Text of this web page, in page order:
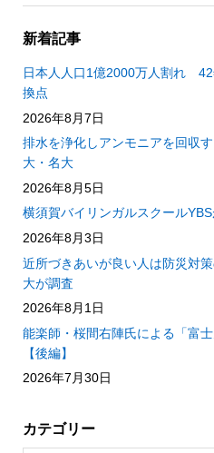
新着記事
日本人人口1億2000万人割れ
換点
2026年8月7日
排水を浄化しアンモニアを回収
大・名大
2026年8月5日
横須賀バイリンガルスクール
2026年8月3日
近所づきあいが良い人は防災対
大が調査
2026年8月1日
能楽師・桜間右陣氏による「富
【後編】
2026年7月30日
カテゴリー